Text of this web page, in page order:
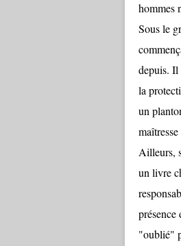
hommes
Sous le
depuis. Il
la
un
Ailleurs,
un livre
"oublié"